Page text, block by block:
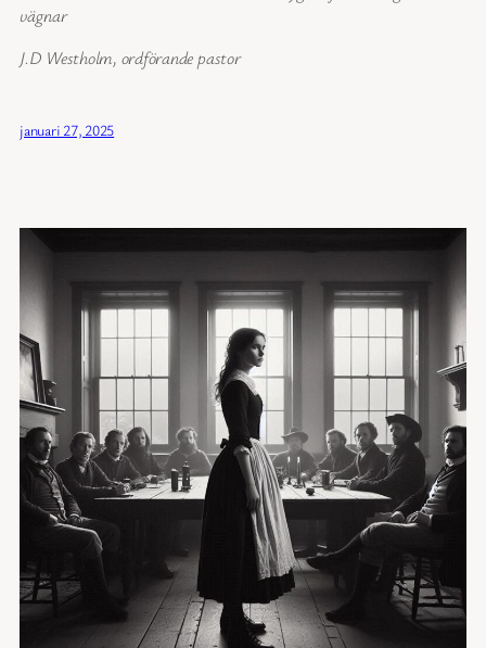
vägnar
J.D Westholm, ordförande pastor
januari 27, 2025